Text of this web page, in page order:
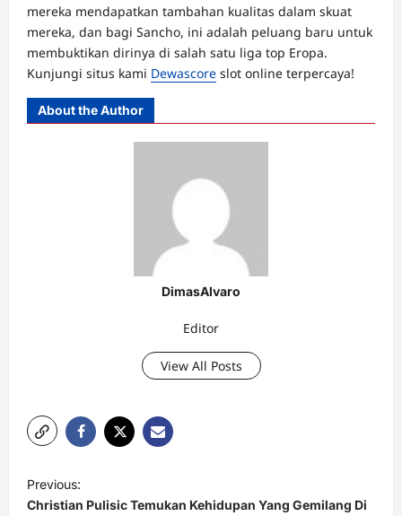
mereka mendapatkan tambahan kualitas dalam skuat
mereka, dan bagi Sancho, ini adalah peluang baru untuk
membuktikan dirinya di salah satu liga top Eropa.
Kunjungi situs kami Dewascore slot online terpercaya!
About the Author
DimasAlvaro
Editor
View All Posts
o
Previous:
Christian Pulisic Temukan Kehidupan Yang Gemilang Di